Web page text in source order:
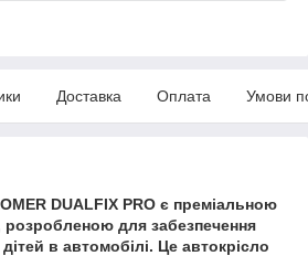
Доставка Оплата Умови
DUALFIX PRO є преміальною
для забезпечення
в автомобілі. Це автокрісло